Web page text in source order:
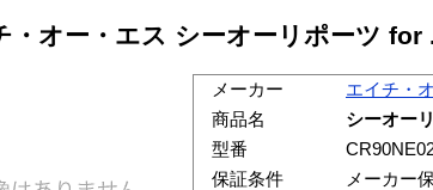
・オー・エス シーオーリポーツ for
メーカー
エイチ・
商品名
シーオー
型番
保証条件
メーカー